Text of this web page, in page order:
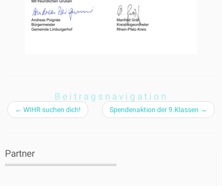
Beitragsnavigation
← WIHR suchen dich! Spendenaktion der 9.Klassen →
Partner